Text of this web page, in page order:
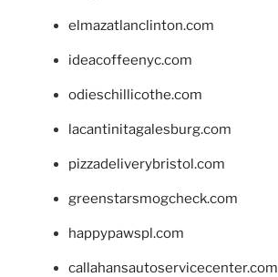
elmazatlanclinton.com
ideacoffeenyc.com
odieschillicothe.com
lacantinitagalesburg.com
pizzadeliverybristol.com
greenstarsmogcheck.com
happypawspl.com
callahansautoservicecenter.com